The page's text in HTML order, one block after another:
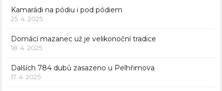
Kamarádi na pódiu i pod pódiem
25. 4. 2025
Domácí mazanec už je velikonoční tradice
18. 4. 2025
Dalších 784 dubů zasazeno u Pelhřimova
17. 4. 2025